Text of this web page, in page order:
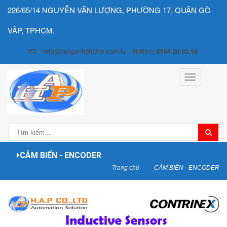
226/65/14 NGUYỄN VĂN LƯỢNG, PHƯỜNG 17, QUẬN GÒ
VÂP, TPHCM.
info@hunganhphatvn.com Hotline: 0984.20.02.94
Toggle
navigation
CẢM BIẾN - ENCODER
Trang chủ CẢM BIẾN - ENCODER